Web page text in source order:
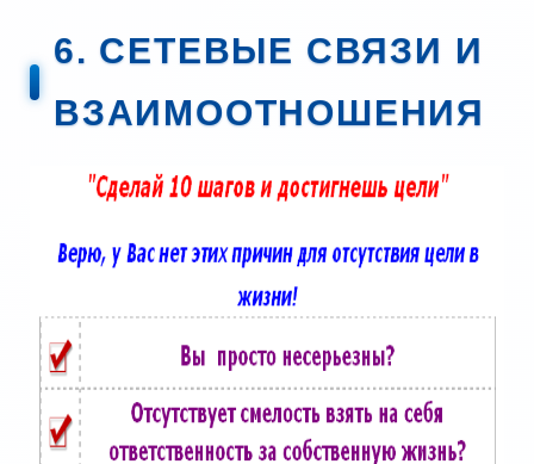
6. СЕТЕВЫЕ СВЯЗИ И
ВЗАИМООТНОШЕНИЯ